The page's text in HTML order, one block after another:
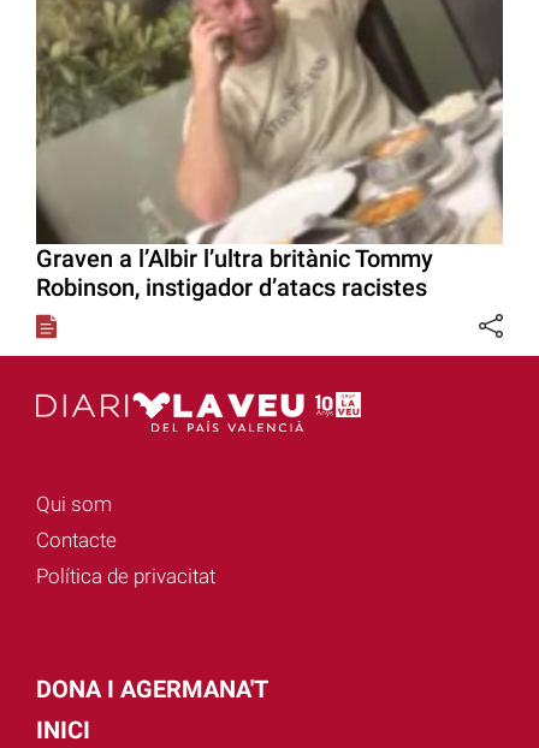
Graven a l’Albir l’ultra britànic Tommy
Robinson, instigador d’atacs racistes
Qui som
Contacte
Política de privacitat
DONA I AGERMANA'T
INICI